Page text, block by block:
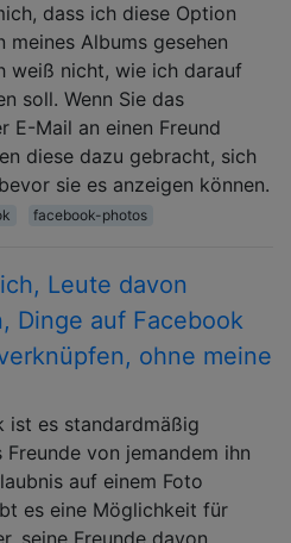
dass ich diese Option
meines Albums gesehen
weiß nicht, wie ich darauf
soll. Wenn Sie das
E-Mail an einen Freund
diese dazu gebracht, sich
sie es anzeigen können.
facebook-photos
Leute davon
Dinge auf Facebook
ohne meine
ist es standardmäßig
Freunde von jemandem ihn
auf einem Foto
es eine Möglichkeit für
seine Freunde davon